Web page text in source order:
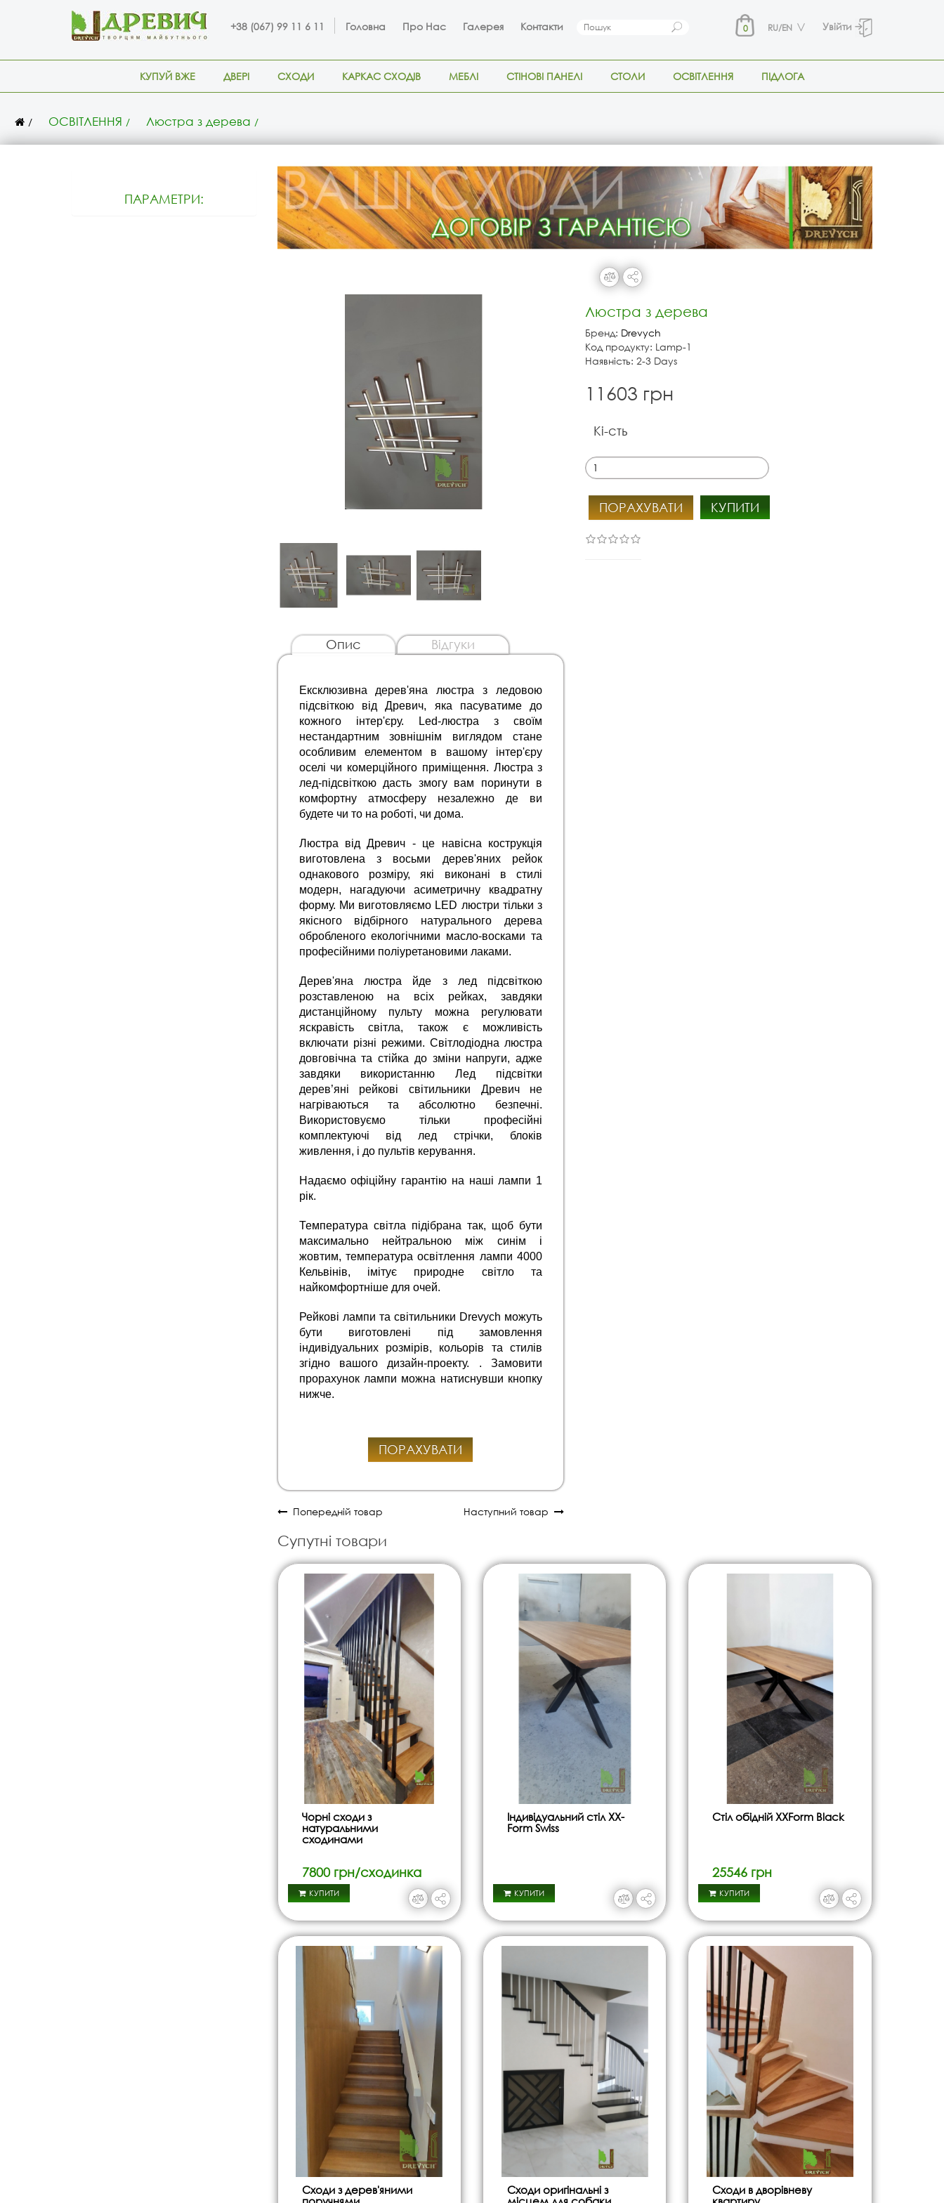
+38 (067) 99 11 6 11 Головна Про Нас Галерея Контакти 0 RU/EN Увійти
КУПУЙ ВЖЕ ДВЕРІ СХОДИ КАРКАС СХОДІВ МЕБЛІ СТІНОВІ ПАНЕЛІ СТОЛИ ОСВІТЛЕННЯ ПІДЛОГА
ОСВІТЛЕННЯ Люстра з дерева
ПАРАМЕТРИ:
Опис Відгуки
Ексклюзивна дерев'яна люстра з ледовою
підсвіткою від Древич, яка пасуватиме до
кожного інтер'єру. Led-люстра з своїм
нестандартним зовнішнім виглядом стане
особливим елементом в вашому інтер'єру
оселі чи комерційного приміщення. Люстра з
лед-підсвіткою дасть змогу вам поринути в
комфортну атмосферу незалежно де ви
будете чи то на роботі, чи дома.
Люстра від Древич - це навісна кострукція
виготовлена з восьми дерев'яних рейок
однакового розміру, які виконані в стилі
модерн, нагадуючи асиметричну квадратну
форму. Ми виготовляємо LED люстри тільки з
якісного відбірного натурального дерева
обробленого екологічними масло-восками та
професійними поліуретановими лаками.
Дерев'яна люстра йде з лед підсвіткою
розставленою на всіх рейках, завдяки
дистанційному пульту можна регулювати
яскравість світла, також є можливість
включати різні режими. Світлодіодна люстра
довговічна та стійка до зміни напруги, адже
завдяки використанню Лед підсвітки
дерев’яні рейкові світильники Древич не
нагріваються та абсолютно безпечні.
Використовуємо тільки професійні
комплектуючі від лед стрічки, блоків
живлення, і до пультів керування.
Надаємо офіційну гарантію на наші лампи 1
рік.
Температура світла підібрана так, щоб бути
максимально нейтральною між синім і
жовтим, температура освітлення лампи 4000
Кельвінів, імітує природне світло та
найкомфортніше для очей.
Рейкові лампи та світильники Drevych можуть
бути виготовлені під замовлення
індивідуальних розмірів, кольорів та стилів
згідно вашого дизайн-проекту. . Замовити
прорахунок лампи можна натиснувши кнопку
нижче.
ПОРАХУВАТИ
Попередній товар Наступний товар
Люстра з дерева
Бренд: Drevych
Код продукту: Lamp-1
Наявність: 2-3 Days
11603 грн
Кі-сть
ПОРАХУВАТИ КУПИТИ
Супутні товари
Чорні сходи з
натуральними
сходинами
7800 грн/сходинка
КУПИТИ
Індивідуальний стіл XX-
Form Swiss
КУПИТИ
Стіл обідній ХХForm Black
25546 грн
КУПИТИ
Сходи з дерев'яними
Сходи оригінальні з
Сходи в дворівневу